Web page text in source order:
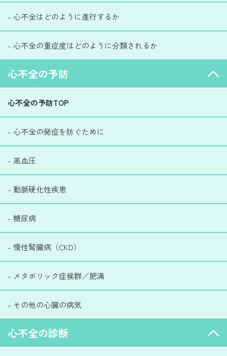
- 心不全はどのように進行するか
- 心不全の重症度はどのように分類されるか
心不全の予防
心不全の予防TOP
- 心不全の発症を防ぐために
- 高血圧
- 動脈硬化性疾患
- 糖尿病
- 慢性腎臓病（CKD）
- メタボリック症候群／肥満
- その他の心臓の病気
心不全の診断